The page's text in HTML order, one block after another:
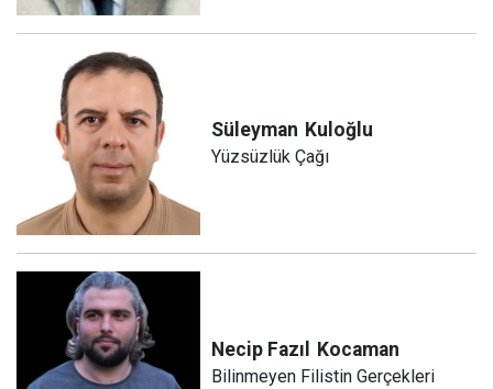
Süleyman Kuloğlu
Yüzsüzlük Çağı
Necip Fazıl Kocaman
Bilinmeyen Filistin Gerçekleri